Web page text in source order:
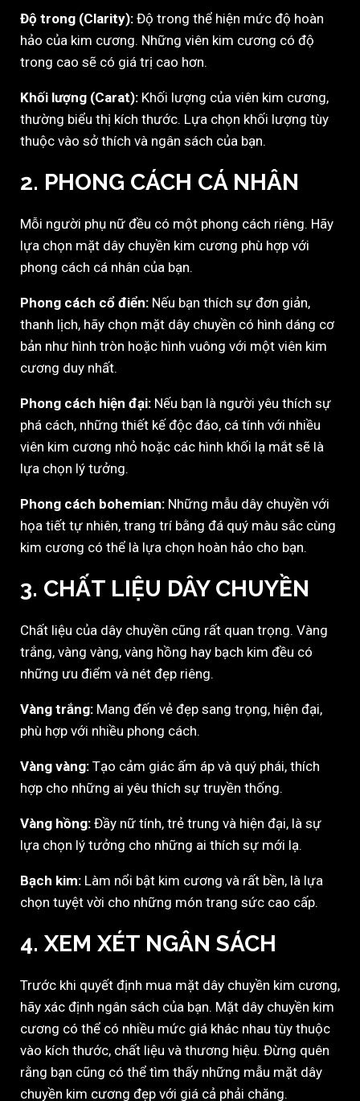
Độ trong (Clarity): Độ trong thể hiện mức độ hoàn
hảo của kim cương. Những viên kim cương có độ
trong cao sẽ có giá trị cao hơn.
Khối lượng (Carat): Khối lượng của viên kim cương,
thường biểu thị kích thước. Lựa chọn khối lượng tùy
thuộc vào sở thích và ngân sách của bạn.
2. PHONG CÁCH CÁ NHÂN
Mỗi người phụ nữ đều có một phong cách riêng. Hãy
lựa chọn mặt dây chuyền kim cương phù hợp với
phong cách cá nhân của bạn.
Phong cách cổ điển: Nếu bạn thích sự đơn giản,
thanh lịch, hãy chọn mặt dây chuyền có hình dáng cơ
bản như hình tròn hoặc hình vuông với một viên kim
cương duy nhất.
Phong cách hiện đại: Nếu bạn là người yêu thích sự
phá cách, những thiết kế độc đáo, cá tính với nhiều
viên kim cương nhỏ hoặc các hình khối lạ mắt sẽ là
lựa chọn lý tưởng.
Phong cách bohemian: Những mẫu dây chuyền với
họa tiết tự nhiên, trang trí bằng đá quý màu sắc cùng
kim cương có thể là lựa chọn hoàn hảo cho bạn.
3. CHẤT LIỆU DÂY CHUYỀN
Chất liệu của dây chuyền cũng rất quan trọng. Vàng
trắng, vàng vàng, vàng hồng hay bạch kim đều có
những ưu điểm và nét đẹp riêng.
Vàng trắng: Mang đến vẻ đẹp sang trọng, hiện đại,
phù hợp với nhiều phong cách.
Vàng vàng: Tạo cảm giác ấm áp và quý phái, thích
hợp cho những ai yêu thích sự truyền thống.
Vàng hồng: Đầy nữ tính, trẻ trung và hiện đại, là sự
lựa chọn lý tưởng cho những ai thích sự mới lạ.
Bạch kim: Làm nổi bật kim cương và rất bền, là lựa
chọn tuyệt vời cho những món trang sức cao cấp.
4. XEM XÉT NGÂN SÁCH
Trước khi quyết định mua mặt dây chuyền kim cương,
hãy xác định ngân sách của bạn. Mặt dây chuyền kim
cương có thể có nhiều mức giá khác nhau tùy thuộc
vào kích thước, chất liệu và thương hiệu. Đừng quên
rằng bạn cũng có thể tìm thấy những mẫu mặt dây
chuyền kim cương đẹp với giá cả phải chăng.